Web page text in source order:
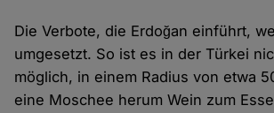
Die Verbote, die Erdoğan einführt,
umgesetzt. So ist es in der Türkei
möglich, in einem Radius von etwa
eine Moschee herum Wein zum